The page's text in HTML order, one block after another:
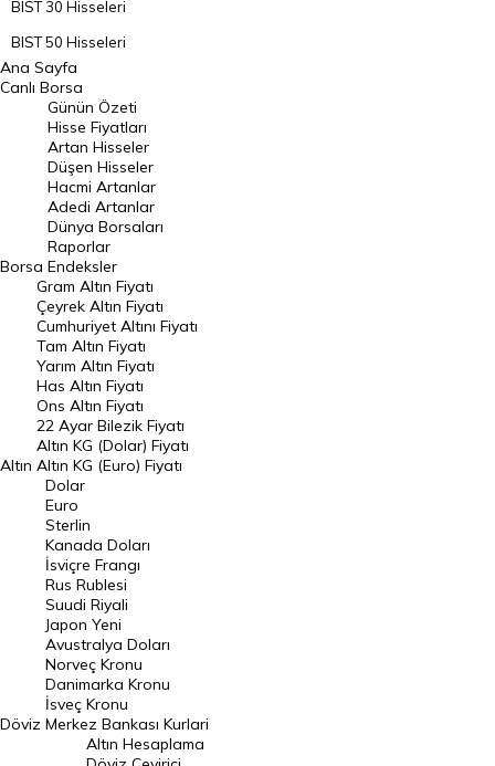
BIST 30 Hisseleri
BIST 50 Hisseleri
BIST 100 Hisseleri
En Çok Artan Hisseler
En Çok Düşen Hisseler
Hacmi Artanlar
Geçmiş Kapanışlar
Dünya Borsaları
Raporlar
Endeksler
DÖVİZ
Döviz Kuru
Dolar Kuru
Euro Kuru
Pound Kuru
Frank Kuru
Riyal Kuru
Avustralya Doları
Danimarka Kronu Kuru
Kanada Doları Kuru
Norveç Kronu Kuru
İsveç Kronu Kuru
Ana Sayfa
Canlı Borsa
Borsa
Günün Özeti
Hisse Fiyatları
Artan Hisseler
Düşen Hisseler
Hacmi Artanlar
Adedi Artanlar
Dünya Borsaları
Raporlar
Endeksler
Altın
Gram Altın Fiyatı
Çeyrek Altın Fiyatı
Cumhuriyet Altını Fiyatı
Tam Altın Fiyatı
Yarım Altın Fiyatı
Has Altın Fiyatı
Ons Altın Fiyatı
22 Ayar Bilezik Fiyatı
Altın KG (Dolar) Fiyatı
Altın KG (Euro) Fiyatı
Döviz
Dolar
Euro
Sterlin
Kanada Doları
İsviçre Frangı
Rus Rublesi
Suudi Riyali
Japon Yeni
Avustralya Doları
Norveç Kronu
Danimarka Kronu
İsveç Kronu
Merkez Bankası Kurlari
Altın Hesaplama